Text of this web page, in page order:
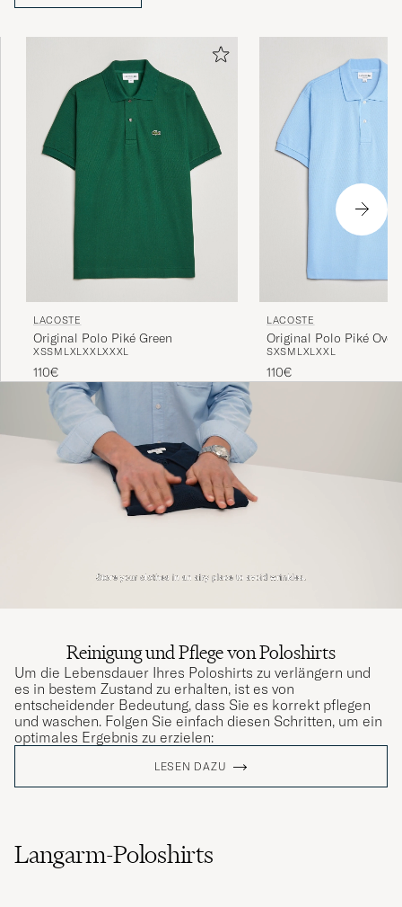
die Brust eines Blazers, den er trug - eine Legende war
LACOSTE
Original Polo Piké Green
XSSM LXLXXLXXXL
110€
LACOSTE
Original Polo Piké
SXSM LXLXXL
110€
Reinigung und Pflege von Poloshirts
Um die Lebensdauer Ihres Poloshirts zu verlängern und
es in bestem Zustand zu erhalten, ist es von
entscheidender Bedeutung, dass Sie es korrekt pflegen
und waschen. Folgen Sie einfach diesen Schritten, um ein
optimales Ergebnis zu erzielen:
LESEN DAZU
Langarm-Poloshirts